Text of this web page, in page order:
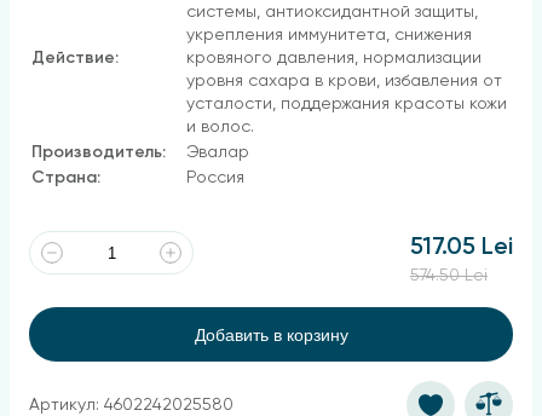
Действие:
системы, антиоксидантной защиты,
укрепления иммунитета, снижения
кровяного давления, нормализации
уровня сахара в крови, избавления от
усталости, поддержания красоты кожи
и волос.
Производитель:
Эвалар
Страна:
Россия
517.05 Lei
574.50 Lei
Добавить в корзину
Артикул: 4602242025580